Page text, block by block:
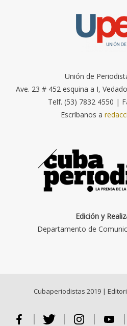
Unión de
Ave. 23 # 452 esquina a I,
Telf. (53) 7832 4550 |
Escríbanos a
Edición y
Departamento de
Cubaperiodistas 2019 |